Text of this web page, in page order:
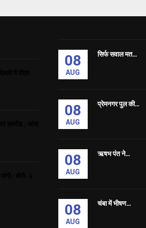
08
AUG
सिर्फ सवाल मत...
08
AUG
प्रेमनगर पुल की...
08
AUG
ऋषभ पंत ने...
08
AUG
चंबा में भीषण...